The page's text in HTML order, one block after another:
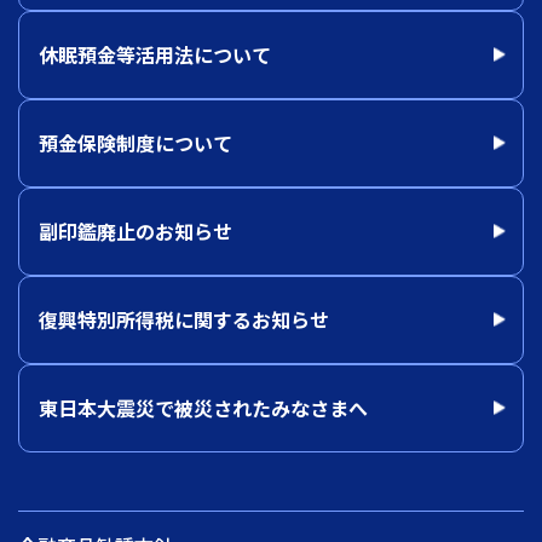
休眠預金等活用法について
預金保険制度について
副印鑑廃止のお知らせ
復興特別所得税に関するお知らせ
東日本大震災で被災されたみなさまへ